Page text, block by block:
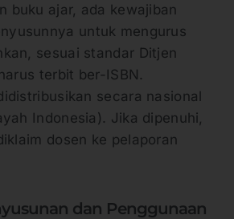
buku ajar, ada kewajiban
untuk mengurus
sesuai standar Ditjen
terbit ber-ISBN.
secara nasional
Indonesia). Jika dipenuhi,
dosen ke pelaporan
dan Penggunaan